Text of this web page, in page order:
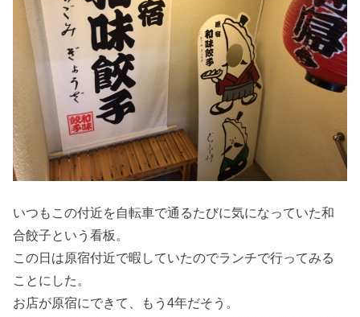
いつもこの付近を自転車で通るたびに気になっていた和
合餃子という看板。
この日は原宿付近で暇していたのでランチで行ってみる
ことにした。
お店が原宿にできて、もう4年だそう。